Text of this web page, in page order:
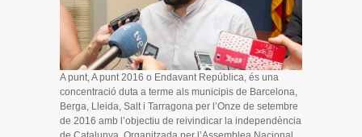
A punt, A punt 2016 o Endavant República, és una
concentració duta a terme als municipis de Barcelona,
Berga, Lleida, Salt i Tarragona per l’Onze de setembre
de 2016 amb l’objectiu de reivindicar la independència